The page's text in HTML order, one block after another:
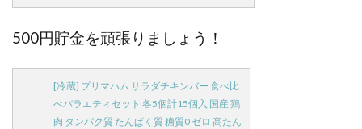
500円貯金を頑張りましょう！
[冷蔵] プリマハム サラダチキンバー 食べ比
べバラエティセット 各5個計15個入 国産 鶏
肉 タンパク質 たんぱく質 糖質0 ゼロ 高たん